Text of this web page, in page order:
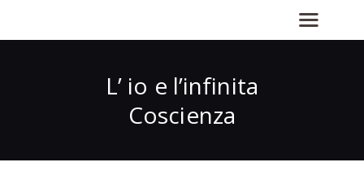
L’ io e l’infinita
Coscienza